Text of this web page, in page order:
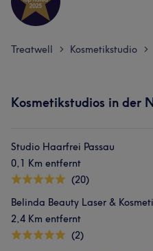
Treatwell > Kosmetikstudio >
Kosmetikstudios in der
Studio Haarfrei Passau
0,1 Km entfernt
(20)
Belinda Beauty Laser &
2,4 Km entfernt
(2)